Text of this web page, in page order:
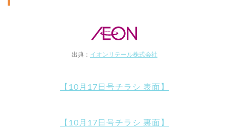
出典： イオンリテール株式会社
【10月17日号チラシ 表面】
【10月17日号チラシ 裏面】